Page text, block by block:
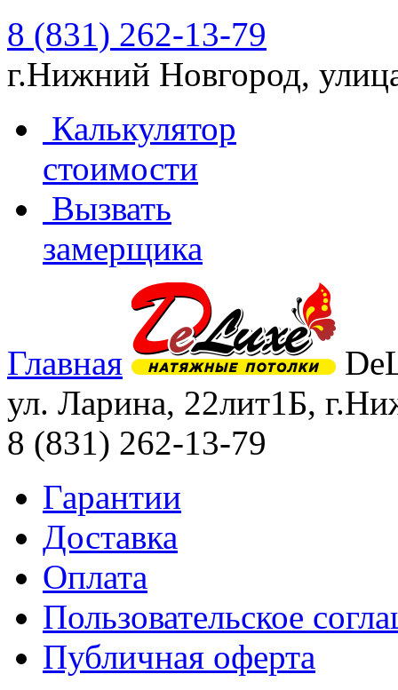
8 (831) 262-13-79
г.Нижний Новгород,
Калькулятор
стоимости
Вызвать
замерщика
Главная
ул. Ларина, 22лит1Б,
8 (831) 262-13-79
Гарантии
Доставка
Оплата
Пользовательское
Публичная оферта